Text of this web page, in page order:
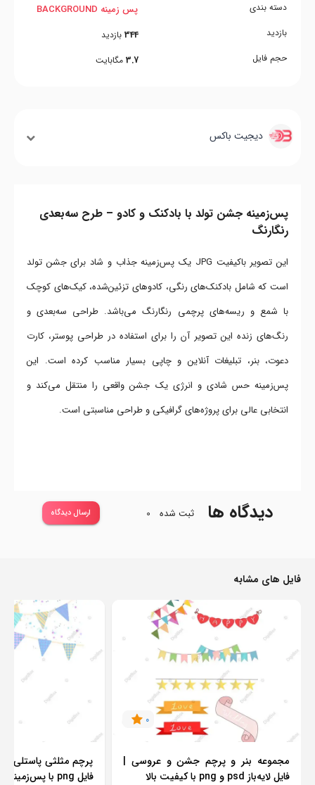
دسته بندی
بازدید
حجم فایل
پس زمینه BACKGROUND
344 بازدید
3.7 مگابایت
دیجیت باکس
پس‌زمینه جشن تولد با بادکنک و کادو – طرح سه‌بعدی
رنگارنگ
این تصویر باکیفیت JPG یک پس‌زمینه جذاب و شاد برای جشن تولد
است که شامل بادکنک‌های رنگی، کادوهای تزئین‌شده، کیک‌های کوچک
با شمع و ریسه‌های پرچمی رنگارنگ می‌باشد. طراحی سه‌بعدی و
رنگ‌های زنده این تصویر آن را برای استفاده در طراحی پوستر، کارت
دعوت، بنر، تبلیغات آنلاین و چاپی بسیار مناسب کرده است. این
پس‌زمینه حس شادی و انرژی یک جشن واقعی را منتقل می‌کند و
انتخابی عالی برای پروژه‌های گرافیکی و طراحی مناسبتی است.
دیدگاه ها ثبت شده 0 ارسال دیدگاه
فایل های مشابه
0
مجموعه بنر و پرچم جشن و عروسی |
فایل لایه‌باز psd و png با کیفیت بالا
پرچم مثلثی پاستلی
فایل png با پس‌زمینه شفاف